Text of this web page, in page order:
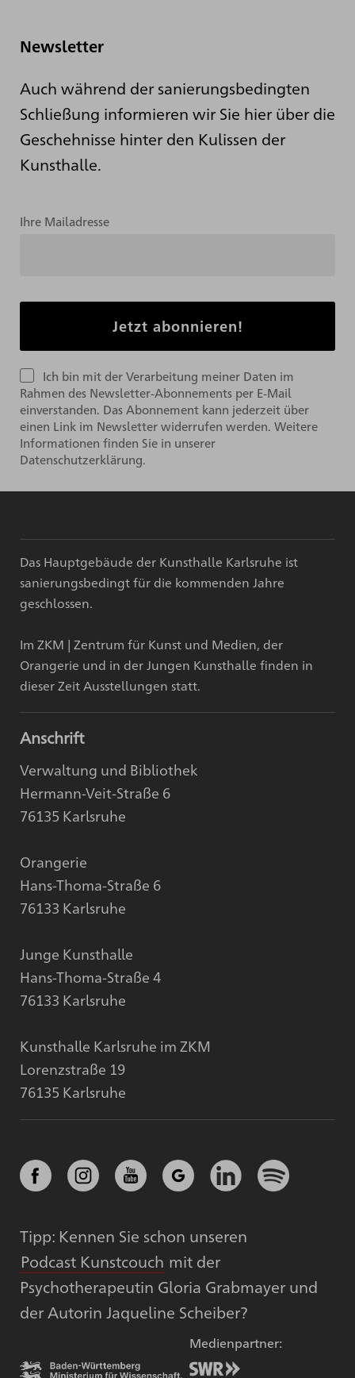
Newsletter
Auch während der sanierungsbedingten
Schließung informieren wir Sie hier über die
Geschehnisse hinter den Kulissen der
Kunsthalle.
Ihre Mailadresse
Ich bin mit der Verarbeitung meiner Daten im
Rahmen des Newsletter-Abonnements per E-Mail
einverstanden. Das Abonnement kann jederzeit über
einen Link im Newsletter widerrufen werden. Weitere
Informationen finden Sie in unserer
Datenschutzerklärung.
Das Hauptgebäude der Kunsthalle Karlsruhe ist
sanierungsbedingt für die kommenden Jahre
geschlossen.
Im ZKM | Zentrum für Kunst und Medien, der
Orangerie und in der Jungen Kunsthalle finden in
dieser Zeit Ausstellungen statt.
Anschrift
Verwaltung und Bibliothek
Hermann-Veit-Straße 6
76135 Karlsruhe
Orangerie
Hans-Thoma-Straße 6
76133 Karlsruhe
Junge Kunsthalle
Hans-Thoma-Straße 4
76133 Karlsruhe
Kunsthalle Karlsruhe im ZKM
Lorenzstraße 19
76135 Karlsruhe
Tipp: Kennen Sie schon unseren
Podcast Kunstcouch mit der
Psychotherapeutin Gloria Grabmayer und
der Autorin Jaqueline Scheiber?
Medienpartner: